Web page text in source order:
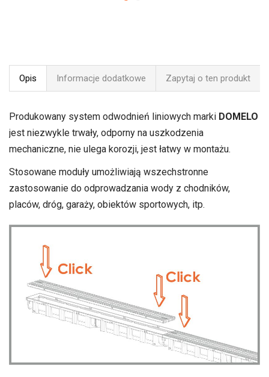
Opis Informacje dodatkowe Zapytaj o ten produkt
Produkowany system odwodnień liniowych marki DOMELO
jest niezwykle trwały, odporny na uszkodzenia
mechaniczne, nie ulega korozji, jest łatwy w montażu.
Stosowane moduły umożliwiają wszechstronne
zastosowanie do odprowadzania wody z chodników,
placów, dróg, garaży, obiektów sportowych, itp.